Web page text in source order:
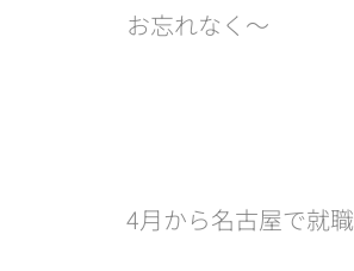
お忘れなく〜🤭
4月から名古屋で就